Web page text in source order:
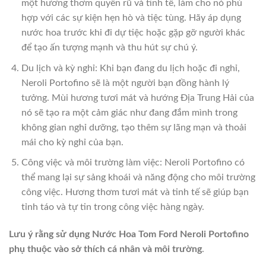
một hương thơm quyến rũ và tinh tế, làm cho nó phù
hợp với các sự kiện hẹn hò và tiệc tùng. Hãy áp dụng
nước hoa trước khi đi dự tiệc hoặc gặp gỡ người khác
để tạo ấn tượng mạnh và thu hút sự chú ý.
Du lịch và kỳ nghỉ: Khi bạn đang du lịch hoặc đi nghỉ,
Neroli Portofino sẽ là một người bạn đồng hành lý
tưởng. Mùi hương tươi mát và hướng Địa Trung Hải của
nó sẽ tạo ra một cảm giác như đang đắm mình trong
không gian nghỉ dưỡng, tạo thêm sự lãng mạn và thoải
mái cho kỳ nghỉ của bạn.
Công việc và môi trường làm việc: Neroli Portofino có
thể mang lại sự sảng khoái và năng động cho môi trường
công việc. Hương thơm tươi mát và tinh tế sẽ giúp bạn
tỉnh táo và tự tin trong công việc hàng ngày.
Lưu ý rằng sử dụng Nước Hoa Tom Ford Neroli Portofino
phụ thuộc vào sở thích cá nhân và môi trường.